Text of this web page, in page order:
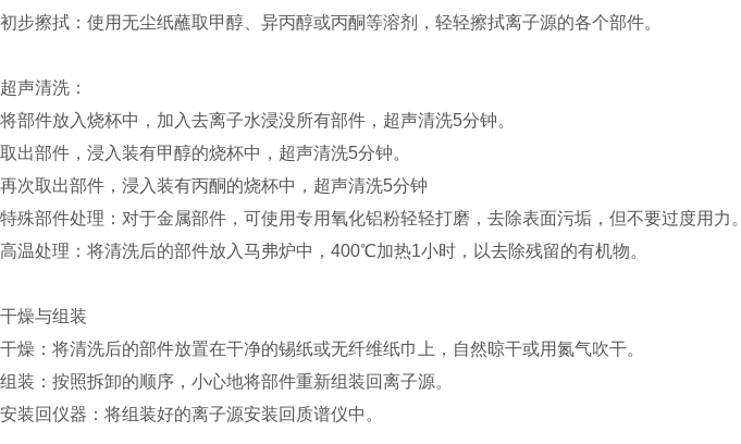
初步擦拭：使用无尘纸蘸取甲醇、异丙醇或丙酮等溶剂，轻轻擦拭离子源的各个部件。
超声清洗：
将部件放入烧杯中，加入去离子水浸没所有部件，超声清洗5分钟。
取出部件，浸入装有甲醇的烧杯中，超声清洗5分钟。
再次取出部件，浸入装有丙酮的烧杯中，超声清洗5分钟
特殊部件处理：对于金属部件，可使用专用氧化铝粉轻轻打磨，去除表面污垢，但不要过度用力。
高温处理：将清洗后的部件放入马弗炉中，400℃加热1小时，以去除残留的有机物。
干燥与组装
干燥：将清洗后的部件放置在干净的锡纸或无纤维纸巾上，自然晾干或用氮气吹干。
组装：按照拆卸的顺序，小心地将部件重新组装回离子源。
安装回仪器：将组装好的离子源安装回质谱仪中。